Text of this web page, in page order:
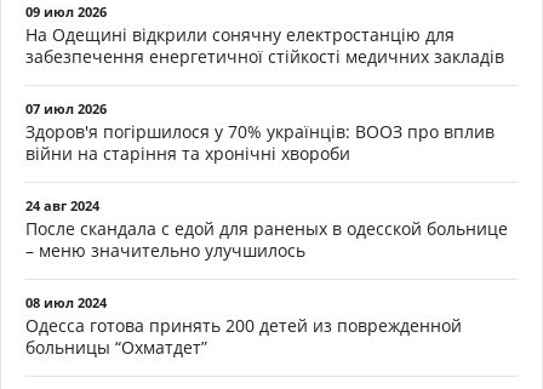
09 июл 2026
На Одещині відкрили сонячну електростанцію для
забезпечення енергетичної стійкості медичних закладів
07 июл 2026
Здоров'я погіршилося у 70% українців: ВООЗ про вплив
війни на старіння та хронічні хвороби
24 авг 2024
После скандала с едой для раненых в одесской больнице
– меню значительно улучшилось
08 июл 2024
Одесса готова принять 200 детей из поврежденной
больницы “Охматдет”